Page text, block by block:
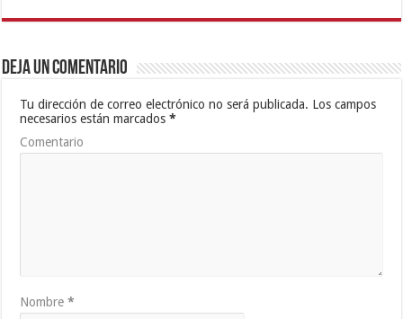
Deja un comentario
Tu dirección de correo electrónico no será publicada. Los campos
necesarios están marcados*
Comentario
Nombre*